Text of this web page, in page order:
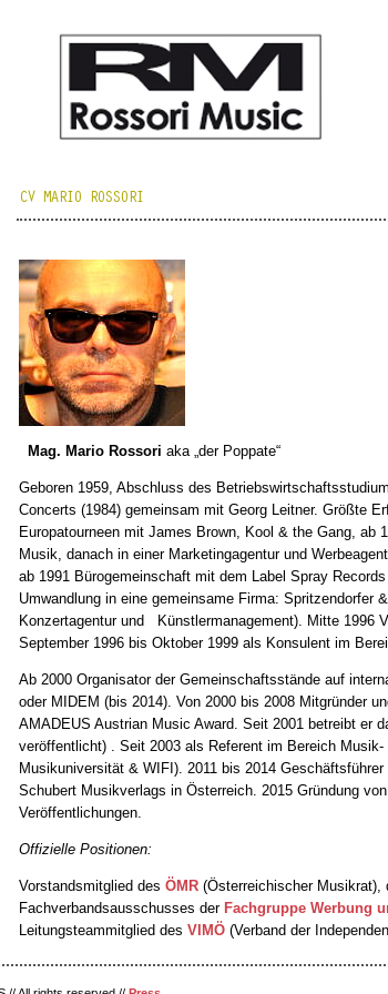
CV MARIO ROSSORI
Mag. Mario Rossori aka „der Poppate“
Geboren 1959, Abschluss des
Concerts (1984) gemeinsam mit Georg Leitner. Größte
Europatourneen mit James Brown, Kool & the Gang, ab
Musik, danach in einer Marketingagentur und
ab 1991 Bürogemeinschaft mit dem Label Spray
Umwandlung in eine gemeinsame Firma: Spritzendorfer
Konzertagentur und Künstlermanagement). Mitte 1996
September 1996 bis Oktober 1999 als Konsulent im
Ab 2000 Organisator der Gemeinschaftsstände auf
oder MIDEM (bis 2014). Von 2000 bis 2008 Mitgründer
AMADEUS Austrian Music Award. Seit 2001 betreibt er
veröffentlicht) . Seit 2003 als Referent im Bereich
Musikuniversität & WIFI). 2011 bis 2014
Schubert Musikverlags in Österreich. 2015 Gründung
Veröffentlichungen.
Offizielle Positionen:
Vorstandsmitglied des ÖMR (Österreichischer Musikrat),
Fachverbandsausschusses der Fachgruppe Werbung
Leitungsteammitglied des VIMÖ (Verband der